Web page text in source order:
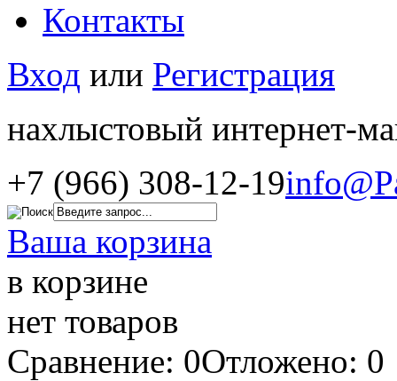
Контакты
Вход или Регистрация
нахлыстовый интернет-
+7 (966) 308-12-19
Ваша корзина
в корзине
нет товаров
Сравнение: 0Отложено: 0